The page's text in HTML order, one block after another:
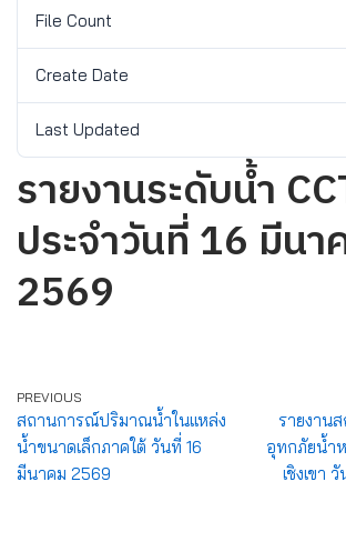
File Count
Create Date
Last Updated
รายงานระดับน้ำ
ประจำวันที่ 16 มีนา
2569
PREVIOUS
สถานการณ์ปริมาณน้ำในแหล่ง
น้ำขนาดเล็กภาคใต้ วันที่ 16
มีนาคม 2569
รายงาน
อุทกภัยน้ำ
เชิงเขา